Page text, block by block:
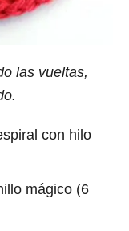
las vueltas,
con hilo
mágico (6